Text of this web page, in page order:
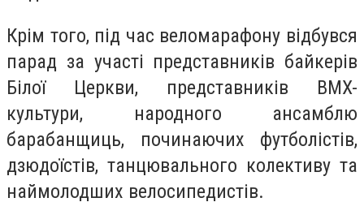
Крім того, під час веломарафону відбувся
парад за участі представників байкерів
Білої Церкви, представників BMX-
культури, народного ансамблю
барабанщиць, починаючих футболістів,
дзюдоїстів, танцювального колективу та
наймолодших велосипедистів.